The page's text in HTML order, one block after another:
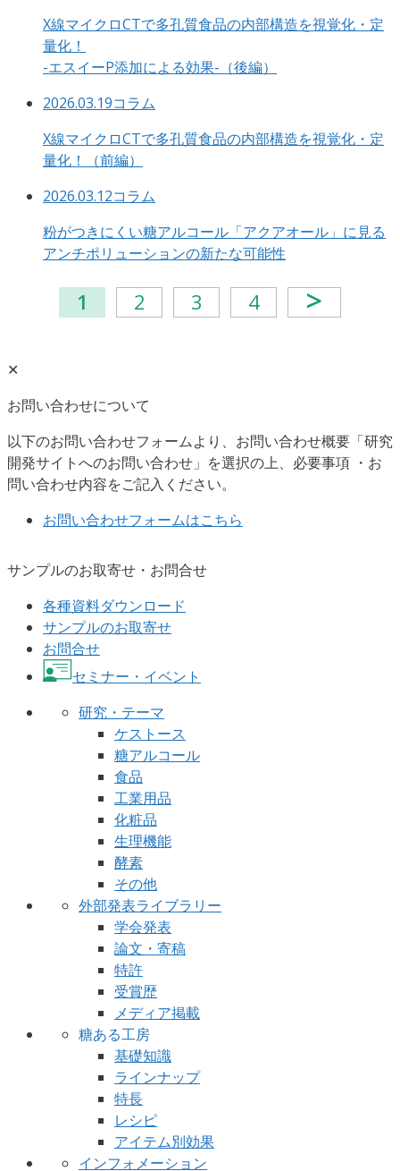
X線マイクロCTで多孔質食品の内部構造を視覚化・定
量化！
-エスイーP添加による効果-（後編）
2026.03.19コラム
X線マイクロCTで多孔質食品の内部構造を視覚化・定
量化！（前編）
2026.03.12コラム
粉がつきにくい糖アルコール「アクアオール」に見る
アンチポリューションの新たな可能性
1 2 3 4 >
✕
お問い合わせについて
以下のお問い合わせフォームより、お問い合わせ概要「研究
開発サイトへのお問い合わせ」を選択の上、必要事項 ・お
問い合わせ内容をご記入ください。
お問い合わせフォームはこちら
サンプルのお取寄せ・お問合せ
各種資料ダウンロード
サンプルのお取寄せ
お問合せ
セミナー・イベント
研究・テーマ
ケストース
糖アルコール
食品
工業用品
化粧品
生理機能
酵素
その他
外部発表ライブラリー
学会発表
論文・寄稿
特許
受賞歴
メディア掲載
糖ある工房
基礎知識
ラインナップ
特長
レシピ
アイテム別効果
インフォメーション